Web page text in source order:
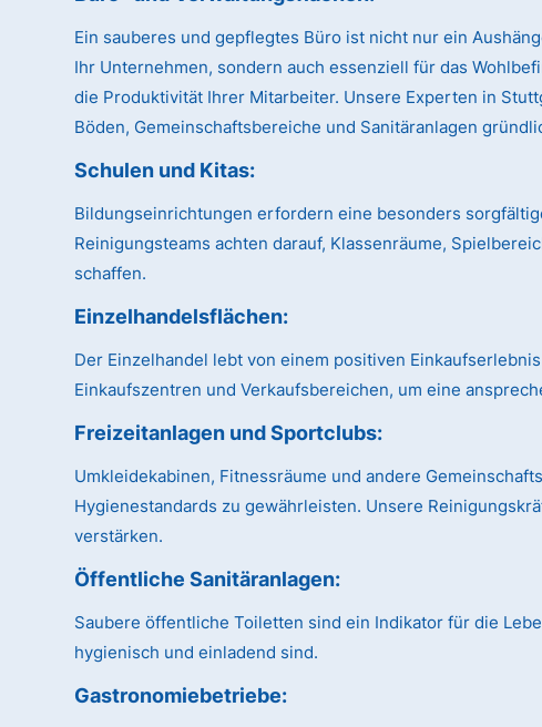
Ein sauberes und gepflegtes Büro ist nicht nur ein
Ihr Unternehmen, sondern auch essenziell für das
die Produktivität Ihrer Mitarbeiter. Unsere Experten in
Böden, Gemeinschaftsbereiche und Sanitäranlagen
Schulen und Kitas:
Bildungseinrichtungen erfordern eine besonders
Reinigungsteams achten darauf, Klassenräume,
schaffen.
Einzelhandelsflächen:
Der Einzelhandel lebt von einem positiven
Einkaufszentren und Verkaufsbereichen, um eine
Freizeitanlagen und Sportclubs:
Umkleidekabinen, Fitnessräume und andere
Hygienestandards zu gewährleisten. Unsere
verstärken.
Öffentliche Sanitäranlagen:
Saubere öffentliche Toiletten sind ein Indikator für die
hygienisch und einladend sind.
Gastronomiebetriebe: